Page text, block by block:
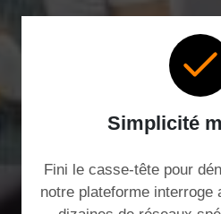
Simplicité
Fini le casse-tête pour
notre plateforme interroge